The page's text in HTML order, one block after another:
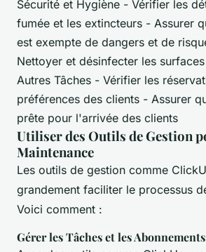
Sécurité et Hygiène - Vérifier les
fumée et les extincteurs - Assurer
est exempte de dangers et de
Nettoyer et désinfecter les
Autres Tâches - Vérifier les
préférences des clients - Assurer
prête pour l'arrivée des clients
Utiliser des Outils de Gestion
Maintenance
Les outils de gestion comme
grandement faciliter le processus
Voici comment :
Gérer les Tâches et les Abonnements